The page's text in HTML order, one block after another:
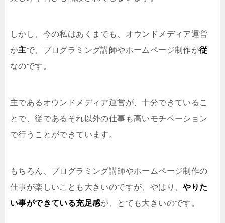
しかし、今の私はあくまでも、オウンドメディア運営
が主で、プログラミング講師やホームページ制作が従
なのです。
主であるオウンドメディア運営が、十分できているこ
とで、従であるそれ以外の仕事も高いモチベーション
で行うことができています。
もちろん、プログラミング講師やホームページ制作の
仕事が楽しいことも大きいのですが、やはり、やりた
い事ができている充足感が、とても大きいのです。